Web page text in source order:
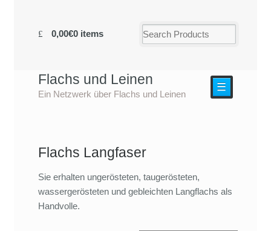
0,00€0 items
Flachs und Leinen
Ein Netzwerk über Flachs und Leinen
☰
Flachs Langfaser
Sie erhalten ungerösteten, taugerösteten,
wassergerösteten und gebleichten Langflachs als
Handvolle.